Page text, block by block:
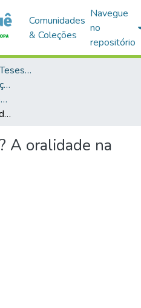
Comunidades
& Coleções
Navegue
no
repositório
Biblioteca Digital de Teses e Dissertações (BDTD)
Programa de Pós-Graduação em Mestrado Profissional em Letras em Rede Nacional (PROFLETRAS)
Dissertações em Letras em Rede Nacional (Mestrado Profissional)
Que bicho é esse? A oralidade na BNCC
A oralidade na